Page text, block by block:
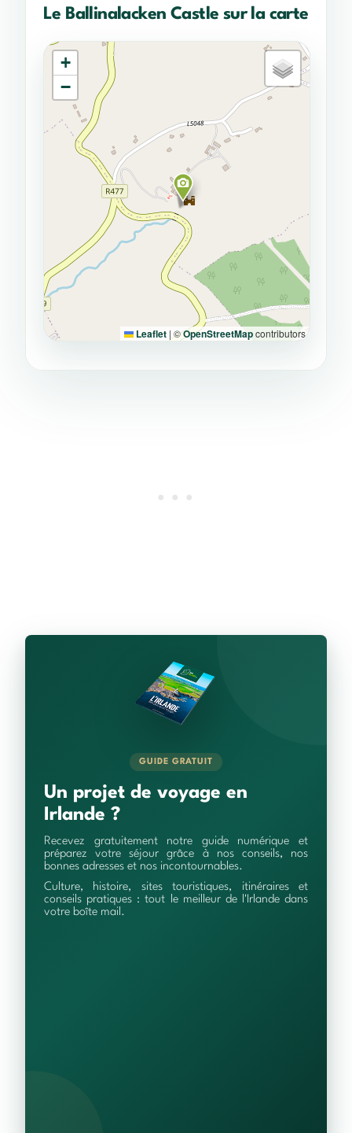
Le Ballinalacken Castle sur la carte
+
−
Leaflet |©OpenStreetMapcontributors
GUIDE GRATUIT
Un projet de voyage en
Irlande ?
Recevez gratuitement notre guide numérique et
préparez votre séjour grâce à nos conseils, nos
bonnes adresses et nos incontournables.
Culture, histoire, sites touristiques, itinéraires et
conseils pratiques : tout le meilleur de l'Irlande dans
votre boîte mail.